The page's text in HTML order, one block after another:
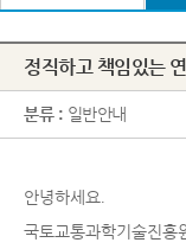
정직하고 책임있는
분류 : 일반안내
안녕하세요 .
국토교통과학기술진